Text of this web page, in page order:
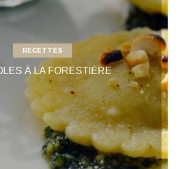
RECETTES
À LA FORESTIÈRE